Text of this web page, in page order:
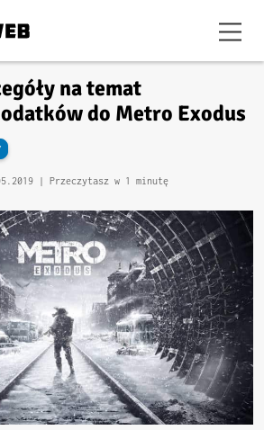
na temat
do Metro Exodus
| Przeczytasz w 1 minutę